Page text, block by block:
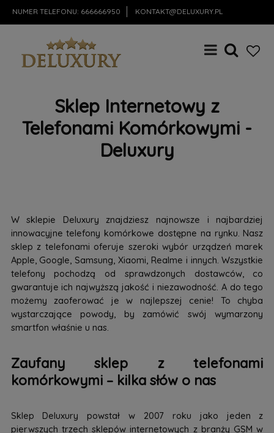
NUMER TELEFONU: 666666950 KONTAKT@DELUXURY.PL
Sklep Internetowy z
Telefonami Komórkowymi -
Deluxury
W sklepie Deluxury znajdziesz najnowsze i najbardziej
innowacyjne telefony komórkowe dostępne na rynku. Nasz
sklep z telefonami oferuje szeroki wybór urządzeń marek
Apple, Google, Samsung, Xiaomi, Realme i innych. Wszystkie
telefony pochodzą od sprawdzonych dostawców, co
gwarantuje ich najwyższą jakość i niezawodność. A do tego
możemy zaoferować je w najlepszej cenie! To chyba
wystarczające powody, by zamówić swój wymarzony
smartfon właśnie u nas.
Zaufany sklep z telefonami
komórkowymi – kilka słów o nas
Sklep Deluxury powstał w 2007 roku jako jeden z
pierwszych trzech sklepów internetowych z branży GSM w